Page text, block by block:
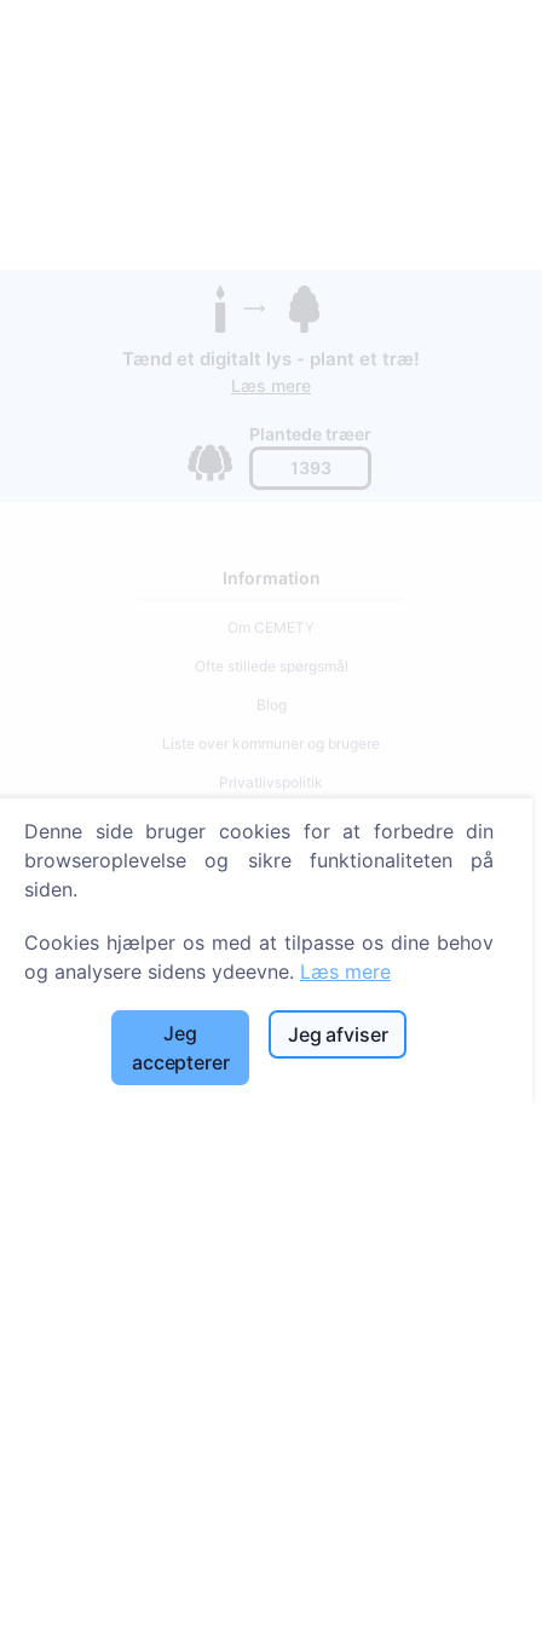
Tænd et digitalt lys - plant et træ!
Læs mere
Plantede træer
1393
Information
Om CEMETY
Ofte stillede spørgsmål
Blog
Liste over kommuner og brugere
Privatlivspolitik
Betalingspolitik
Cookieindstillinger
Søg efter afdøde
Tjenester
Denne side bruger cookies for at forbedre din
browseroplevelse og sikre funktionaliteten på
siden.
Cookies hjælper os med at tilpasse os dine behov
og analysere sidens ydeevne. Læs mere
Jeg
accepterer
Jeg afviser